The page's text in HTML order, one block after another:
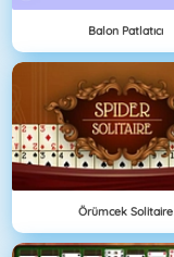
Balon Patlatıcı
Örümcek Solitaire